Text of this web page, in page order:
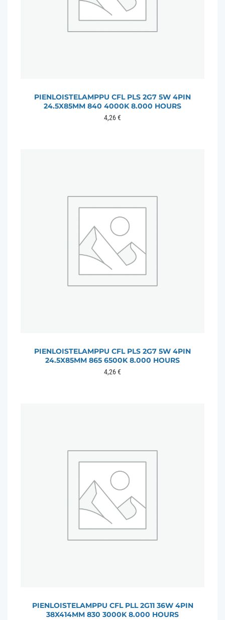
PIENLOISTELAMPPU CFL PLS 2G7 5W 4PIN
24.5X85MM 840 4000K 8.000 HOURS
4,26€
PIENLOISTELAMPPU CFL PLS 2G7 5W 4PIN
24.5X85MM 865 6500K 8.000 HOURS
4,26€
PIENLOISTELAMPPU CFL PLL 2G11 36W 4PIN
38X414MM 830 3000K 8.000 HOURS